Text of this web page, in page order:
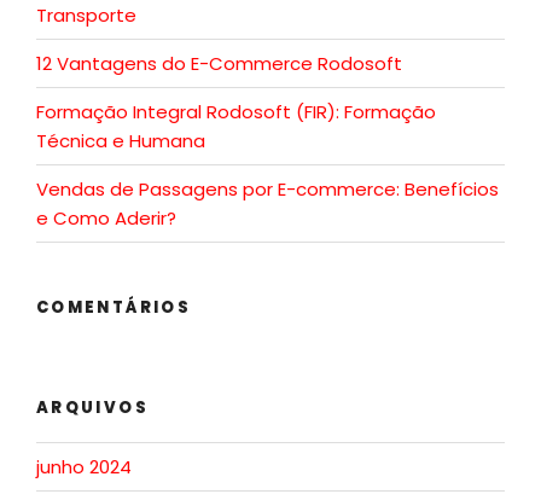
Transporte
12 Vantagens do E-Commerce Rodosoft
Formação Integral Rodosoft (FIR): Formação
Técnica e Humana
Vendas de Passagens por E-commerce: Benefícios
e Como Aderir?
COMENTÁRIOS
ARQUIVOS
junho 2024